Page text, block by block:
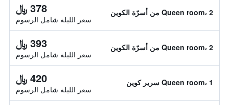
Queen room، 2 من أسرّة الكوين 378 ﷼
سعر الليلة شامل الرسوم
Queen room، 2 من أسرّة الكوين 393 ﷼
سعر الليلة شامل الرسوم
Queen room، 1 سرير كوين 420 ﷼
سعر الليلة شامل الرسوم